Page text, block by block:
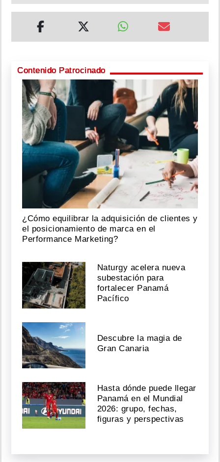
Contenido Patrocinado
¿Cómo equilibrar la adquisición de clientes y
el posicionamiento de marca en el
Performance Marketing?
Naturgy acelera nueva
subestación para
fortalecer Panamá
Pacífico
Descubre la magia de
Gran Canaria
Hasta dónde puede llegar
Panamá en el Mundial
2026: grupo, fechas,
figuras y perspectivas